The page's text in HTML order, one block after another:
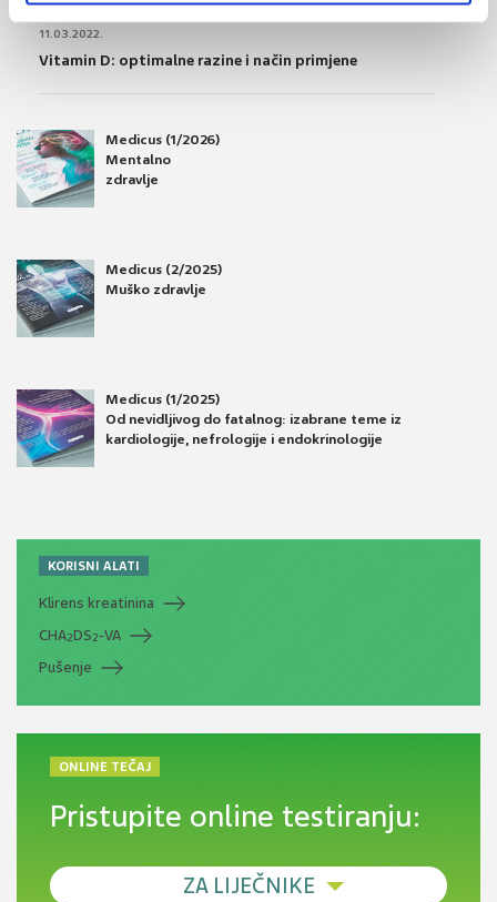
11.03.2022.
Vitamin D: optimalne razine i način primjene
Medicus (1/2026)
Mentalno
zdravlje
Medicus (2/2025)
Muško zdravlje
Medicus (1/2025)
Od nevidljivog do fatalnog: izabrane teme iz
kardiologije, nefrologije i endokrinologije
KORISNI ALATI
Klirens kreatinina
CHA2DS2-VA
Pušenje
ONLINE TEČAJ
Pristupite online testiranju:
ZA LIJEČNIKE